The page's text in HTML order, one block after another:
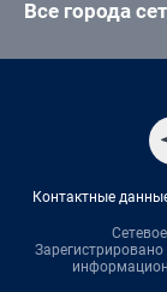
Все города
Контактные